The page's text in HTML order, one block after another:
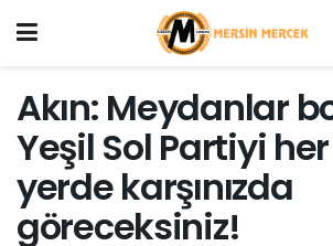
Akın: Meydanlar
Yeşil Sol Partiyi
yerde karşınızda
göreceksiniz!